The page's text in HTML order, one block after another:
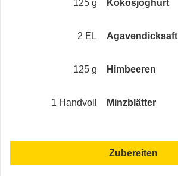
125 g Kokosjoghurt
2 EL Agavendicksaft
125 g Himbeeren
1 Handvoll Minzblätter
Zubereiten